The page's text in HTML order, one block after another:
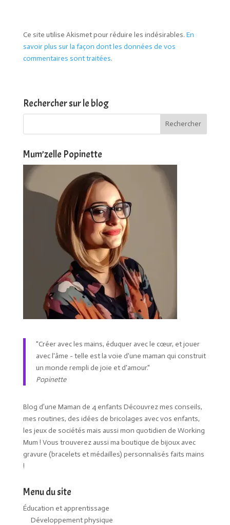
Ce site utilise Akismet pour réduire les indésirables. En
savoir plus sur la façon dont les données de vos
commentaires sont traitées.
Rechercher sur le blog
Mum’zelle Popinette
"Créer avec les mains, éduquer avec le cœur, et jouer
avec l'âme - telle est la voie d'une maman qui construit
un monde rempli de joie et d'amour."
Popinette
Blog d’une Maman de 4 enfants Découvrez mes conseils,
mes routines, des idées de bricolages avec vos enfants,
les jeux de sociétés mais aussi mon quotidien de Working
Mum ! Vous trouverez aussi ma boutique de bijoux avec
gravure (bracelets et médailles) personnalisés faits mains
!
Menu du site
Éducation et apprentissage
Développement physique